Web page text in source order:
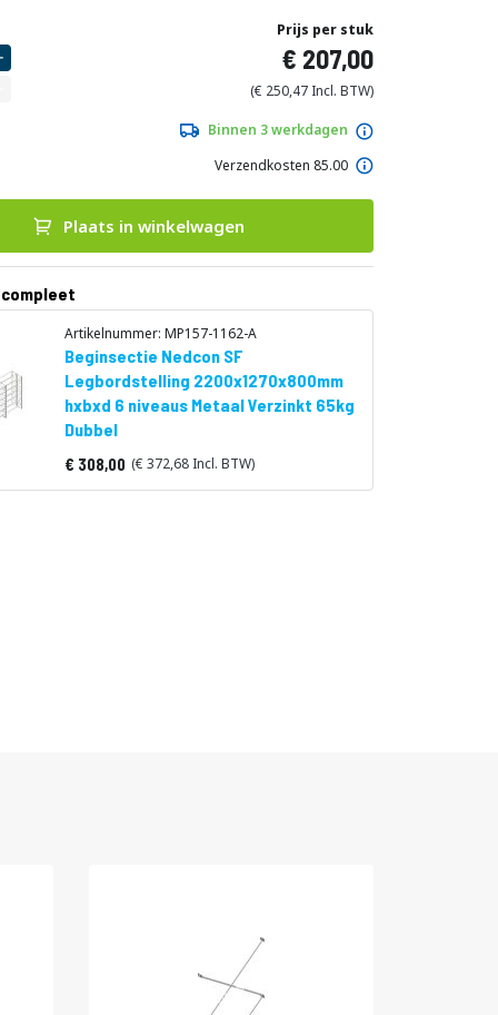
Prijs per stuk
207,00
250,47
Binnen 3 werkdagen
Verzendkosten 85.00
Plaats in winkelwagen
Artikelnummer: MP157-1162-A
Beginsectie Nedcon SF
Legbordstelling 2200x1270x800mm
hxbxd 6 niveaus Metaal Verzinkt 65kg
Dubbel
Vanaf
308,00 372,68